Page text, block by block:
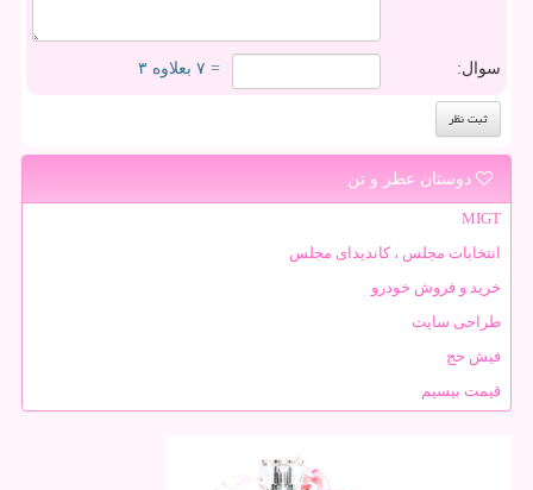
سوال: = ۷ بعلاوه ۳
دوستان عطر و تن
MIGT
انتخابات مجلس ، کاندیدای مجلس
خرید و فروش خودرو
طراحی سایت
فیش حج
قیمت بیسیم